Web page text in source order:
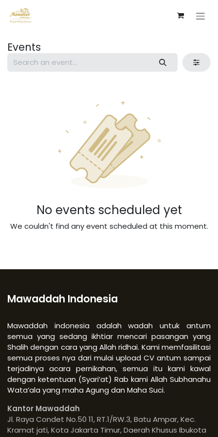
Events
No events scheduled yet
We couldn't find any event scheduled at this moment.
Mawaddah Indonesia
Mawaddah indonesia adalah wadah untuk antum
semua yang sedang ikhtiar mencari pasangan yang
Shalih dengan cara yang Allah ridhai. Kami memfasilitasi
semua proses nya dari mulai upload CV antum sampai
terjadinya acara pernikahan, semua itu kami kawal
dengan ketentuan (Syari’at) Rab kami Allah Subhanahu
Wata’ala yang maha Agung dan Maha Suci.
Kantor Mawaddah
Jl. Raya Condet No.50 11, RT.1/RW.3, Batu Ampar, Kec.
Kramat jati, Kota Jakarta Timur, Daerah Khusus Ibukota